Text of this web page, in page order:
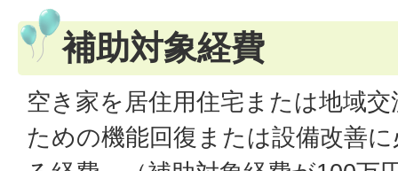
補助対象経費
空き家を居住用住宅または地域
ための機能回復または設備改善